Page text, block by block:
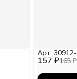
157 ₽165 ₽
Арт: